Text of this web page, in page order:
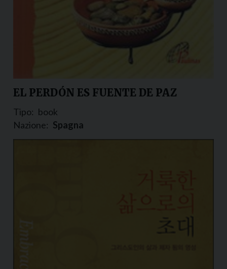
EL PERDÓN ES FUENTE DE PAZ
Tipo: book
Nazione: Spagna